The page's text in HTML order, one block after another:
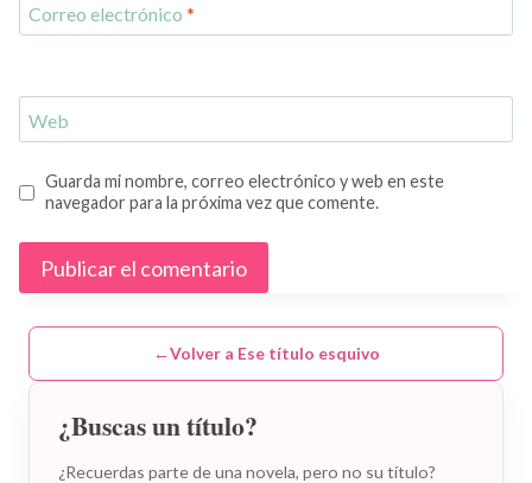
Correo electrónico *
Web
Guarda mi nombre, correo electrónico y web en este
navegador para la próxima vez que comente.
←Volver a Ese título esquivo
¿Buscas un título?
¿Recuerdas parte de una novela, pero no su título?